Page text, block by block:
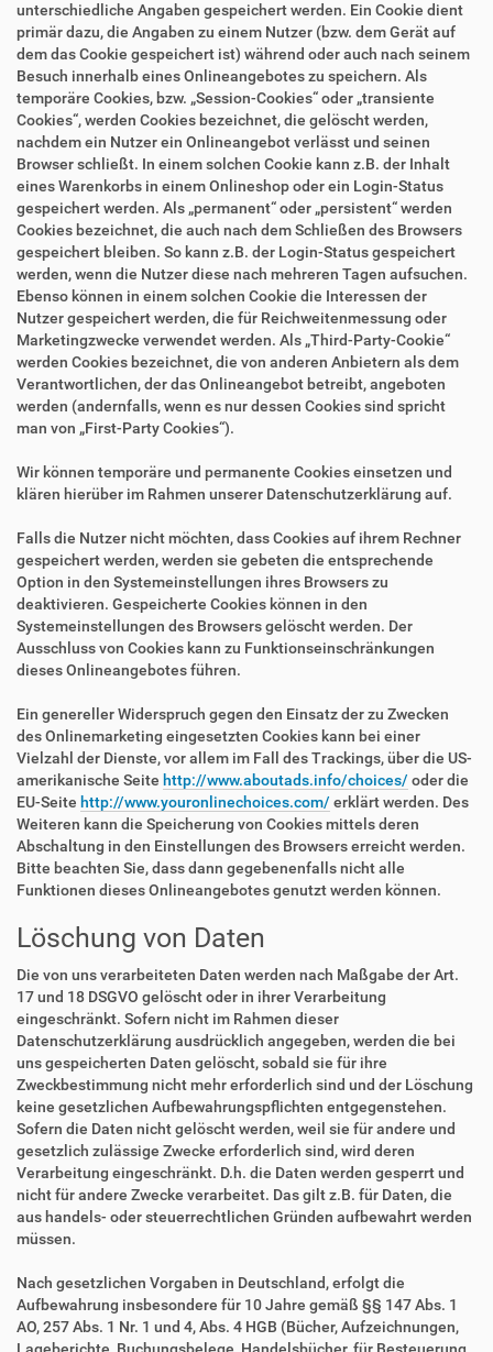
unterschiedliche Angaben gespeichert werden. Ein Cookie dient
primär dazu, die Angaben zu einem Nutzer (bzw. dem Gerät auf
dem das Cookie gespeichert ist) während oder auch nach seinem
Besuch innerhalb eines Onlineangebotes zu speichern. Als
temporäre Cookies, bzw. „Session-Cookies“ oder „transiente
Cookies“, werden Cookies bezeichnet, die gelöscht werden,
nachdem ein Nutzer ein Onlineangebot verlässt und seinen
Browser schließt. In einem solchen Cookie kann z.B. der Inhalt
eines Warenkorbs in einem Onlineshop oder ein Login-Status
gespeichert werden. Als „permanent“ oder „persistent“ werden
Cookies bezeichnet, die auch nach dem Schließen des Browsers
gespeichert bleiben. So kann z.B. der Login-Status gespeichert
werden, wenn die Nutzer diese nach mehreren Tagen aufsuchen.
Ebenso können in einem solchen Cookie die Interessen der
Nutzer gespeichert werden, die für Reichweitenmessung oder
Marketingzwecke verwendet werden. Als „Third-Party-Cookie“
werden Cookies bezeichnet, die von anderen Anbietern als dem
Verantwortlichen, der das Onlineangebot betreibt, angeboten
werden (andernfalls, wenn es nur dessen Cookies sind spricht
man von „First-Party Cookies“).
Wir können temporäre und permanente Cookies einsetzen und
klären hierüber im Rahmen unserer Datenschutzerklärung auf.
Falls die Nutzer nicht möchten, dass Cookies auf ihrem Rechner
gespeichert werden, werden sie gebeten die entsprechende
Option in den Systemeinstellungen ihres Browsers zu
deaktivieren. Gespeicherte Cookies können in den
Systemeinstellungen des Browsers gelöscht werden. Der
Ausschluss von Cookies kann zu Funktionseinschränkungen
dieses Onlineangebotes führen.
Ein genereller Widerspruch gegen den Einsatz der zu Zwecken
des Onlinemarketing eingesetzten Cookies kann bei einer
Vielzahl der Dienste, vor allem im Fall des Trackings, über die US-
amerikanische Seite http://www.aboutads.info/choices/ oder die
EU-Seite http://www.youronlinechoices.com/ erklärt werden. Des
Weiteren kann die Speicherung von Cookies mittels deren
Abschaltung in den Einstellungen des Browsers erreicht werden.
Bitte beachten Sie, dass dann gegebenenfalls nicht alle
Funktionen dieses Onlineangebotes genutzt werden können.
Löschung von Daten
Die von uns verarbeiteten Daten werden nach Maßgabe der Art.
17 und 18 DSGVO gelöscht oder in ihrer Verarbeitung
eingeschränkt. Sofern nicht im Rahmen dieser
Datenschutzerklärung ausdrücklich angegeben, werden die bei
uns gespeicherten Daten gelöscht, sobald sie für ihre
Zweckbestimmung nicht mehr erforderlich sind und der Löschung
keine gesetzlichen Aufbewahrungspflichten entgegenstehen.
Sofern die Daten nicht gelöscht werden, weil sie für andere und
gesetzlich zulässige Zwecke erforderlich sind, wird deren
Verarbeitung eingeschränkt. D.h. die Daten werden gesperrt und
nicht für andere Zwecke verarbeitet. Das gilt z.B. für Daten, die
aus handels- oder steuerrechtlichen Gründen aufbewahrt werden
müssen.
Nach gesetzlichen Vorgaben in Deutschland, erfolgt die
Aufbewahrung insbesondere für 10 Jahre gemäß §§ 147 Abs. 1
AO, 257 Abs. 1 Nr. 1 und 4, Abs. 4 HGB (Bücher, Aufzeichnungen,